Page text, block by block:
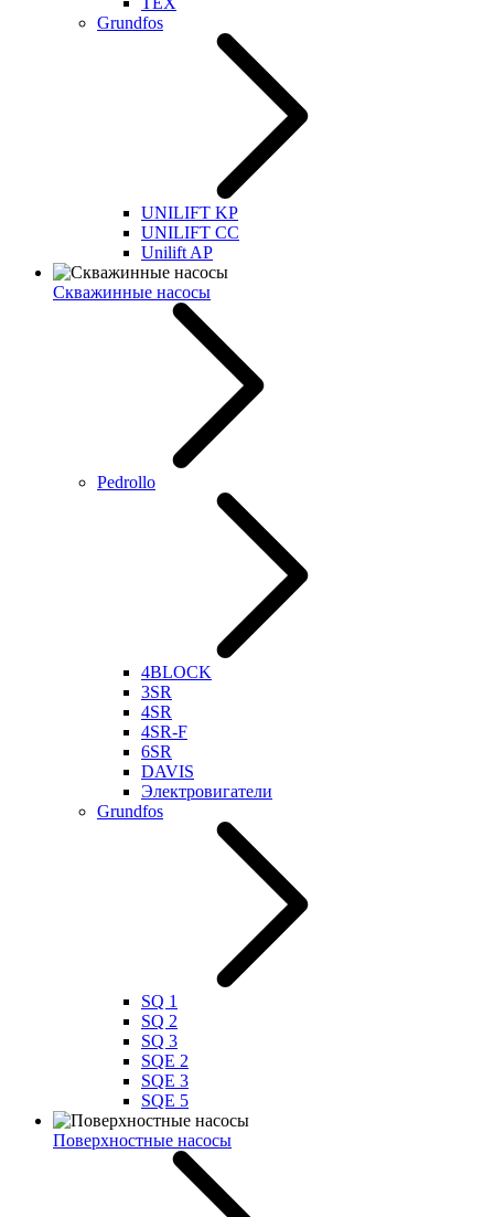
Grundfos
UNILIFT KP
UNILIFT CC
Unilift AP
Скважинные насосы
Pedrollo
4BLOCK
3SR
4SR
4SR-F
6SR
DAVIS
Электровигатели
Grundfos
SQ 1
SQ 2
SQ 3
SQE 2
SQE 3
SQE 5
Поверхностные насосы